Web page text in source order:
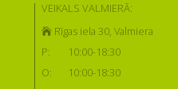
VEIKALS VALMIERĀ:
Rīgas iela 30, Valmiera
P:
10:00-18:30
O:
10:00-18:30